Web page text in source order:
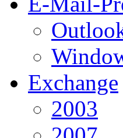
Exchange
2003